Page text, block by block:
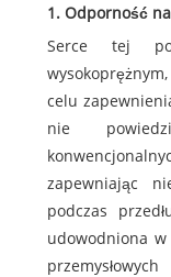
1. Odporność
Serce tej
celu
nie
zapewniając
podczas
udowodniona